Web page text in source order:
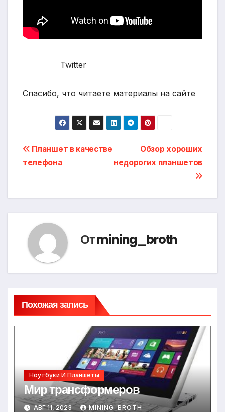
Twitter
Спасибо, что читаете материалы на сайте
Навигация
по
записям
Обзор хороших
недорогих планшетов
Планшет в качестве
телефона
Отmining_broth
Похожая запись
Ноутбуки И Планшеты
Мир трансформеров
АВГ 11, 2023 MINING_BROTH